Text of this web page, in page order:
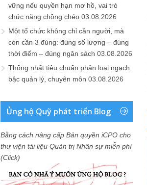
vững nếu quyền hạn mơ hồ, vai trò
chức năng chồng chéo 03.08.2026
Một tổ chức không chỉ cần người, mà
còn cần 3 đúng: đúng số lượng – đúng
thời điểm – đúng ngân sách 03.08.2026
Thống nhất tiêu chuẩn phân loại ngạch
bậc quản lý, chuyên môn 03.08.2026
Ủng hộ Quỹ phát triển Blog
Bằng cách nâng cấp Bản quyền iCPO cho
thư viện tài liệu Quản trị Nhân sự miễn phí
(Click)